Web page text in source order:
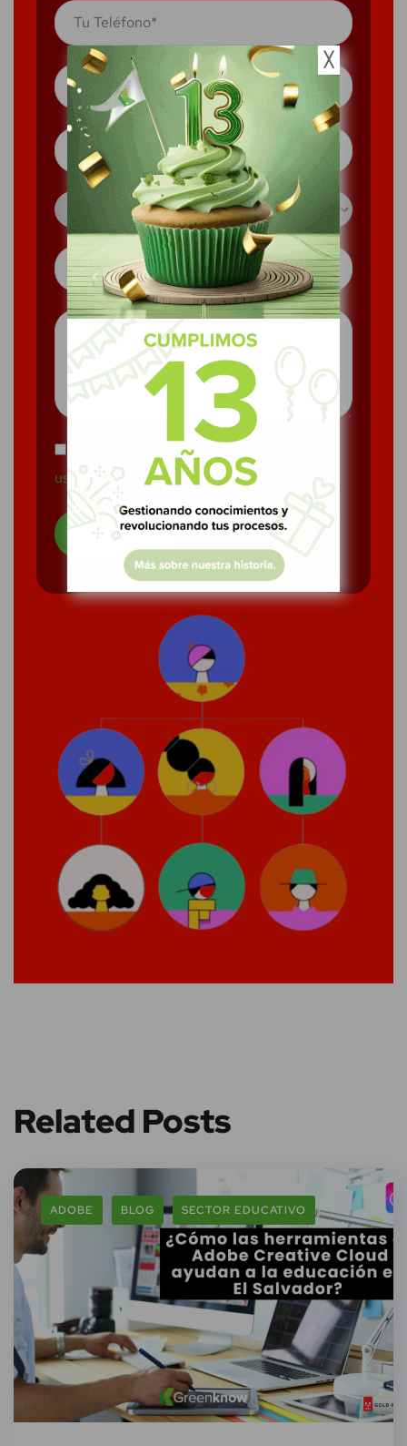
He leído, acepto y autorizo las
uso y privacidad*
Enviar
Related Posts
ADOBE BLOG SECTOR EDUCATIVO
╳